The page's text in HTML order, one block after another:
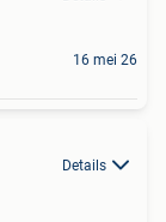
16 mei 26
Details